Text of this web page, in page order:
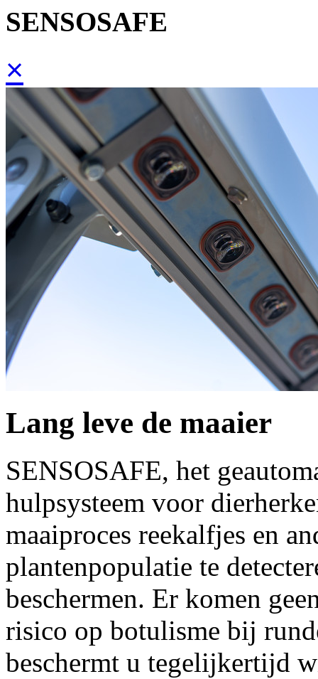
SENSOSAFE
×
Lang leve de maaier
SENSOSAFE, het
hulpsysteem voor
maaiproces reekalfjes en
plantenpopulatie te
beschermen. Er komen
risico op botulisme bij
beschermt u tegelijkertijd